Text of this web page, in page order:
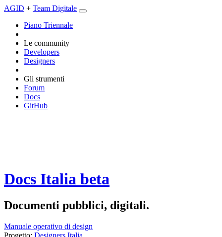
AGID + Team Digitale
Piano Triennale
Le community
Developers
Designers
Gli strumenti
Forum
Docs
GitHub
Docs Italia beta
Documenti pubblici, digitali.
Manuale operativo di design
Progetto: Designers Italia